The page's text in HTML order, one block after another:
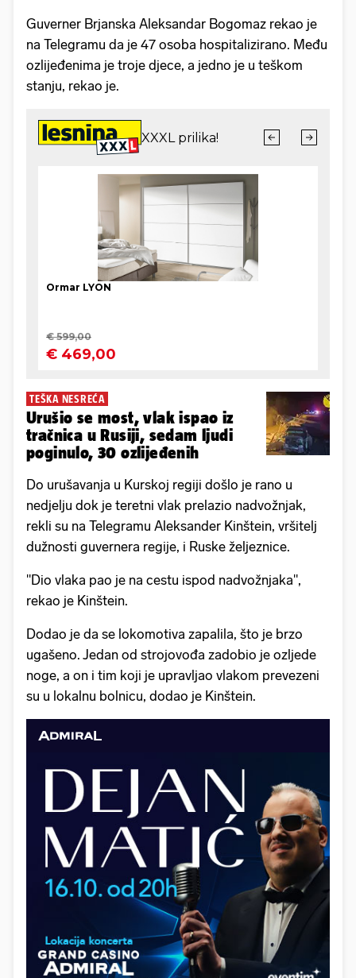
Guverner Brjanska Aleksandar Bogomaz rekao je
na Telegramu da je 47 osoba hospitalizirano. Među
ozlijeđenima je troje djece, a jedno je u teškom
stanju, rekao je.
TEŠKA NESREĆA
Urušio se most, vlak ispao iz
tračnica u Rusiji, sedam ljudi
poginulo, 30 ozlijeđenih
Do urušavanja u Kurskoj regiji došlo je rano u
nedjelju dok je teretni vlak prelazio nadvožnjak,
rekli su na Telegramu Aleksander Kinštein, vršitelj
dužnosti guvernera regije, i Ruske željeznice.
"Dio vlaka pao je na cestu ispod nadvožnjaka",
rekao je Kinštein.
Dodao je da se lokomotiva zapalila, što je brzo
ugašeno. Jedan od strojovođa zadobio je ozljede
noge, a on i tim koji je upravljao vlakom prevezeni
su u lokalnu bolnicu, dodao je Kinštein.